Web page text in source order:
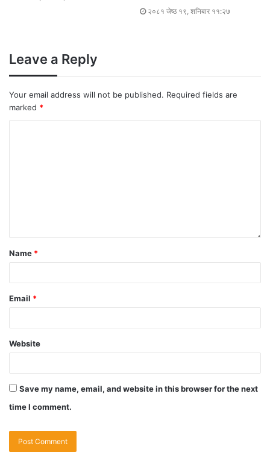
२०८१ जेष्ठ १९, शनिबार ११:२७
Leave a Reply
Your email address will not be published. Required fields are
marked *
Name *
Email *
Website
Save my name, email, and website in this browser for the next
time I comment.